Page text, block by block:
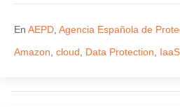
En AEPD Agencia Española de
Amazon cloud Data Protection IaaS